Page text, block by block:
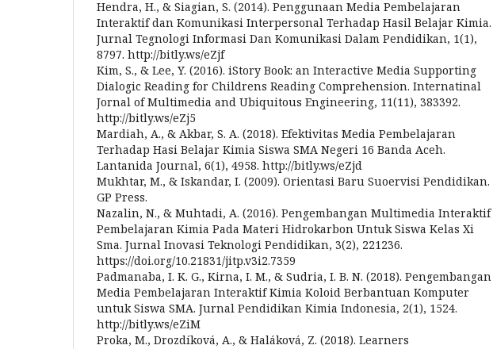
Hendra, H., & Siagian, S. (2014). Penggunaan Media Pembelajaran
Interaktif dan Komunikasi Interpersonal Terhadap Hasil Belajar Kimia.
Jurnal Tegnologi Informasi Dan Komunikasi Dalam Pendidikan, 1(1),
8797. http://bitly.ws/eZjf
Kim, S., & Lee, Y. (2016). iStory Book: an Interactive Media Supporting
Dialogic Reading for Childrens Reading Comprehension. Internatinal
Jornal of Multimedia and Ubiquitous Engineering, 11(11), 383392.
http://bitly.ws/eZj5
Mardiah, A., & Akbar, S. A. (2018). Efektivitas Media Pembelajaran
Terhadap Hasi Belajar Kimia Siswa SMA Negeri 16 Banda Aceh.
Lantanida Journal, 6(1), 4958. http://bitly.ws/eZjd
Mukhtar, M., & Iskandar, I. (2009). Orientasi Baru Suoervisi Pendidikan.
GP Press.
Nazalin, N., & Muhtadi, A. (2016). Pengembangan Multimedia Interaktif
Pembelajaran Kimia Pada Materi Hidrokarbon Untuk Siswa Kelas Xi
Sma. Jurnal Inovasi Teknologi Pendidikan, 3(2), 221236.
https://doi.org/10.21831/jitp.v3i2.7359
Padmanaba, I. K. G., Kirna, I. M., & Sudria, I. B. N. (2018). Pengembangan
Media Pembelajaran Interaktif Kimia Koloid Berbantuan Komputer
untuk Siswa SMA. Jurnal Pendidikan Kimia Indonesia, 2(1), 1524.
http://bitly.ws/eZiM
Proka, M., Drozdíková, A., & Haláková, Z. (2018). Learners